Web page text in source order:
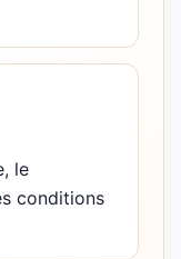
le
conditions